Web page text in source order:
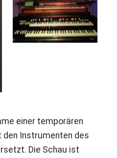
einer temporären
Instrumenten des
Die Schau ist